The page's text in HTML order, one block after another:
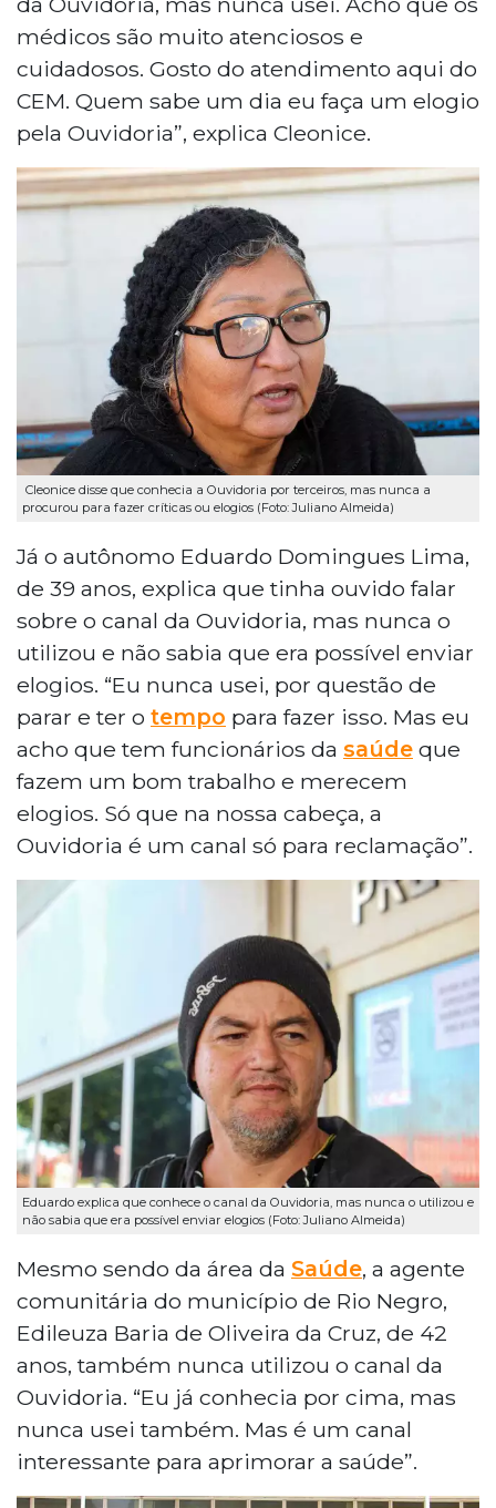
médicos são muito atenciosos e
cuidadosos. Gosto do atendimento aqui do
CEM. Quem sabe um dia eu faça um elogio
pela Ouvidoria”, explica Cleonice.
Cleonice disse que conhecia a Ouvidoria por terceiros, mas nunca a
procurou para fazer críticas ou elogios (Foto: Juliano Almeida)
Já o autônomo Eduardo Domingues Lima,
de 39 anos, explica que tinha ouvido falar
sobre o canal da Ouvidoria, mas nunca o
utilizou e não sabia que era possível enviar
elogios. “Eu nunca usei, por questão de
parar e ter o tempo para fazer isso. Mas eu
acho que tem funcionários da saúde que
fazem um bom trabalho e merecem
elogios. Só que na nossa cabeça, a
Ouvidoria é um canal só para reclamação”.
Eduardo explica que conhece o canal da Ouvidoria, mas nunca o utilizou e
não sabia que era possível enviar elogios (Foto: Juliano Almeida)
Mesmo sendo da área da Saúde, a agente
comunitária do município de Rio Negro,
Edileuza Baria de Oliveira da Cruz, de 42
anos, também nunca utilizou o canal da
Ouvidoria. “Eu já conhecia por cima, mas
nunca usei também. Mas é um canal
interessante para aprimorar a saúde”.